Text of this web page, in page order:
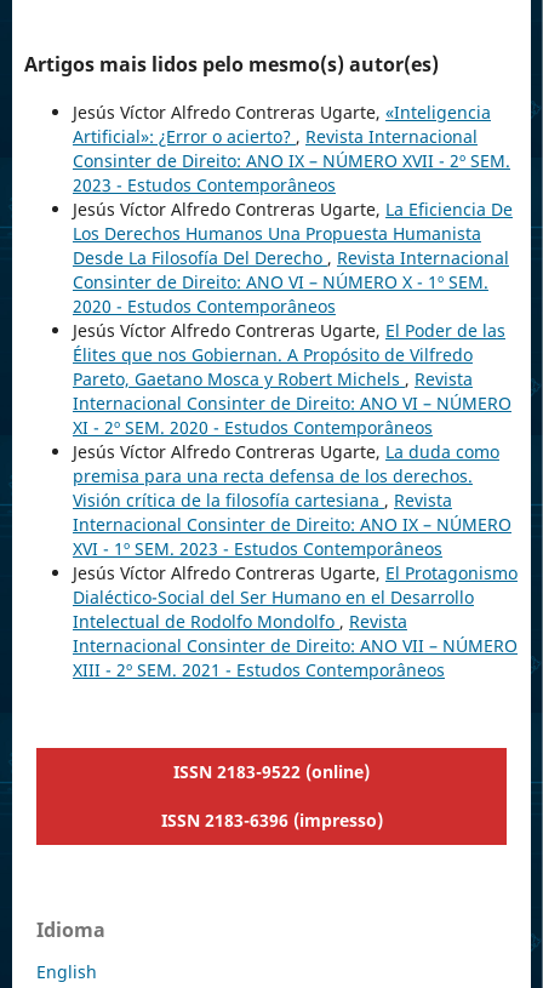
Artigos mais lidos pelo mesmo(s) autor(es)
Jesús Víctor Alfredo Contreras Ugarte, «Inteligencia
Artificial»: ¿Error o acierto? , Revista Internacional
Consinter de Direito: ANO IX – NÚMERO XVII - 2º SEM.
2023 - Estudos Contemporâneos
Jesús Víctor Alfredo Contreras Ugarte, La Eficiencia De
Los Derechos Humanos Una Propuesta Humanista
Desde La Filosofía Del Derecho , Revista Internacional
Consinter de Direito: ANO VI – NÚMERO X - 1º SEM.
2020 - Estudos Contemporâneos
Jesús Víctor Alfredo Contreras Ugarte, El Poder de las
Élites que nos Gobiernan. A Propósito de Vilfredo
Pareto, Gaetano Mosca y Robert Michels , Revista
Internacional Consinter de Direito: ANO VI – NÚMERO
XI - 2º SEM. 2020 - Estudos Contemporâneos
Jesús Víctor Alfredo Contreras Ugarte, La duda como
premisa para una recta defensa de los derechos.
Visión crítica de la filosofía cartesiana , Revista
Internacional Consinter de Direito: ANO IX – NÚMERO
XVI - 1º SEM. 2023 - Estudos Contemporâneos
Jesús Víctor Alfredo Contreras Ugarte, El Protagonismo
Dialéctico-Social del Ser Humano en el Desarrollo
Intelectual de Rodolfo Mondolfo , Revista
Internacional Consinter de Direito: ANO VII – NÚMERO
XIII - 2º SEM. 2021 - Estudos Contemporâneos
ISSN 2183-9522 (online)
ISSN 2183-6396 (impresso)
Idioma
English